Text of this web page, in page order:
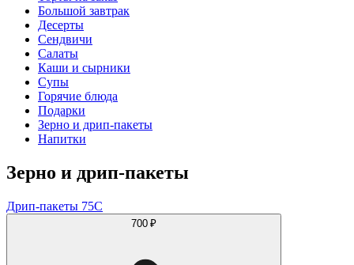
Большой завтрак
Десерты
Сендвичи
Салаты
Каши и сырники
Супы
Горячие блюда
Подарки
Зерно и дрип-пакеты
Напитки
Зерно и дрип-пакеты
Дрип-пакеты 75С
700 ₽